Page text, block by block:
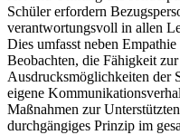
Schüler erfordern
verantwortungsvoll in allen
Dies umfasst neben
Beobachten, die Fähigkeit
Ausdrucksmöglichkeiten der
eigene
Maßnahmen zur
durchgängiges Prinzip im